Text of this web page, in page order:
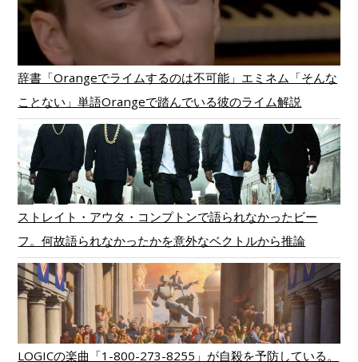
辞書「Orangeでライムするのは不可能」エミネム「そんな
ことない」単語Orangeで踏んでいる彼のライム解説
ストレイト・アウタ・コンプトンで語られなかったビー
フ。何故語られなかったかを意外なベクトルから推論
LOGICの楽曲「1-800-273-8255」が自殺を予防している。